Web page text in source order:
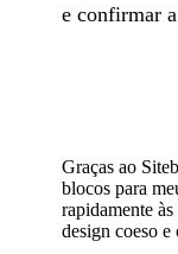
e confirmar
Graças ao
blocos para
rapidamente
design coeso